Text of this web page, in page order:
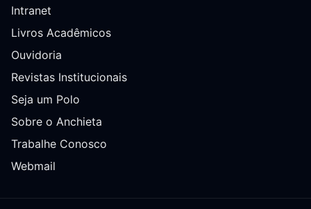
Intranet
Livros Acadêmicos
Ouvidoria
Revistas Institucionais
Seja um Polo
Sobre o Anchieta
Trabalhe Conosco
Webmail